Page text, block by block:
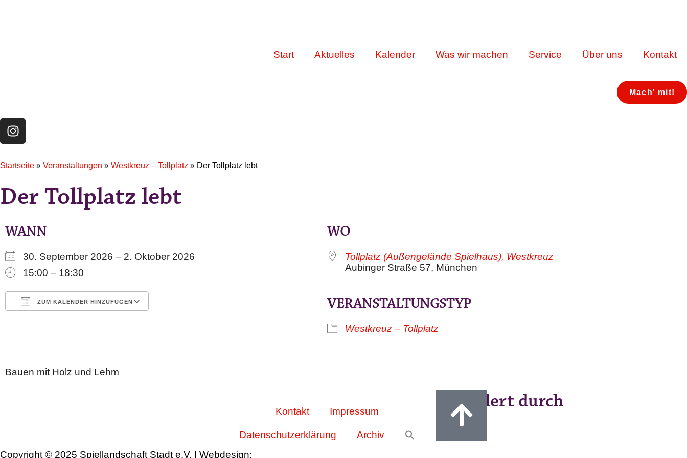
Start Aktuelles Kalender Was wir machen Service Über uns Kontakt
Mach' mit!
Startseite » Veranstaltungen » Westkreuz – Tollplatz » Der Tollplatz lebt
Der Tollplatz lebt
WANN
30. September 2026 – 2. Oktober 2026
15:00 – 18:30
ZUM KALENDER HINZUFÜGEN
WO
Tollplatz (Außengelände Spielhaus), Westkreuz
Aubinger Straße 57, München
VERANSTALTUNGSTYP
Westkreuz – Tollplatz
Bauen mit Holz und Lehm
Kontakt Impressum
Datenschutzerklärung Archiv
Gefördert durch
Copyright © 2025 Spiellandschaft Stadt e.V. | Webdesign: